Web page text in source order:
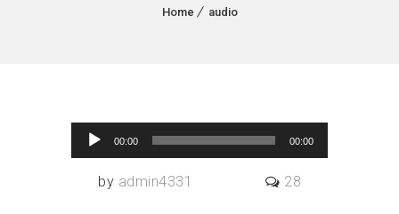
Home audio
Lecteur audio
00:00 00:00
18 Juin 2015
by admin4331 28